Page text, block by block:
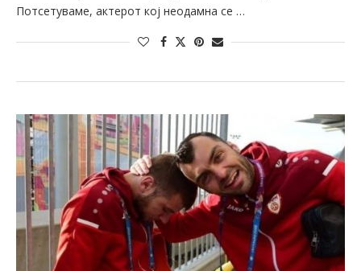
Потсетуваме, актерот кој неодамна се …